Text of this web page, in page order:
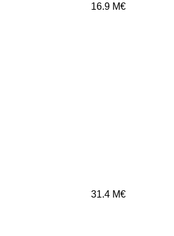
16.9 M€
31.4 M€